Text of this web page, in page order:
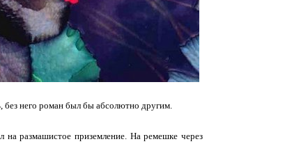
без него роман был бы абсолютно другим.
на размашистое приземление. На ремешке через